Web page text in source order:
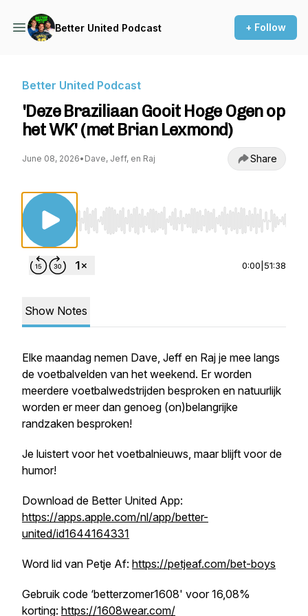
Better United Podcast + Follow
Better United Podcast
'Deze Braziliaan Gooit Hoge Ogen op
het WK' (met Brian Lexmond)
June 08, 2026• Dave, Jeff, en Raj Share
Use Left/Right to seek, Home/End to jump to
0:00 51:38
Show Notes
Elke maandag nemen Dave, Jeff en Raj je mee langs
de voetbalvelden van het weekend. Er worden
meerdere voetbalwedstrijden besproken en natuurlijk
worden er meer dan genoeg (on)belangrijke
randzaken besproken!
Je luistert voor het voetbalnieuws, maar blijft voor de
humor!
Download de Better United App:
https://apps.apple.com/nl/app/better-
united/id1644164331
Word lid van Petje Af: https://petjeaf.com/bet-boys
Gebruik code ‘betterzomer1608' voor 16,08%
korting: https://1608wear.com/